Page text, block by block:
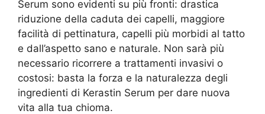
Serum sono evidenti su più fronti: drastica
riduzione della caduta dei capelli, maggiore
facilità di pettinatura, capelli più morbidi al tatto
e dall’aspetto sano e naturale. Non sarà più
necessario ricorrere a trattamenti invasivi o
costosi: basta la forza e la naturalezza degli
ingredienti di Kerastin Serum per dare nuova
vita alla tua chioma.